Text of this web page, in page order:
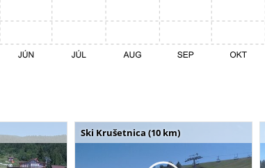
Ski Krušetnica (10 km)